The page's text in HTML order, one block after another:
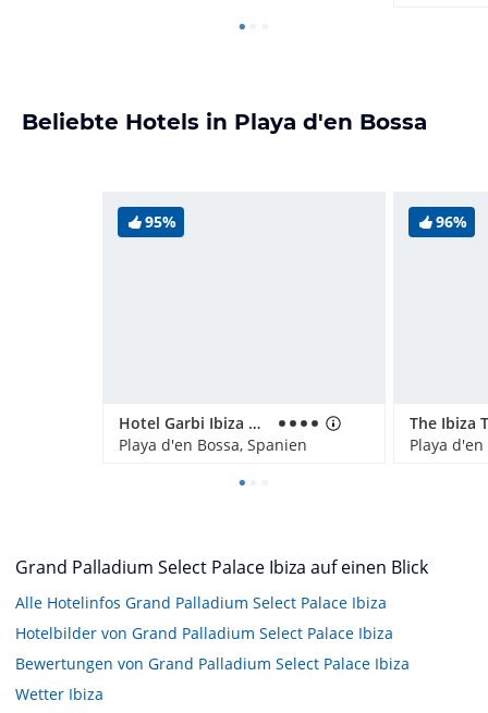
Beliebte Hotels in Playa d'en Bossa
95%
Hotel Garbi Ibiza & Spa/ Sentido Garbi Ibiza Resort & Spa
Playa d'en Bossa, Spanien
96%
The Ibiza
Playa
Grand Palladium Select Palace Ibiza auf einen Blick
Alle Hotelinfos Grand Palladium Select Palace Ibiza
Hotelbilder von Grand Palladium Select Palace Ibiza
Bewertungen von Grand Palladium Select Palace Ibiza
Wetter Ibiza